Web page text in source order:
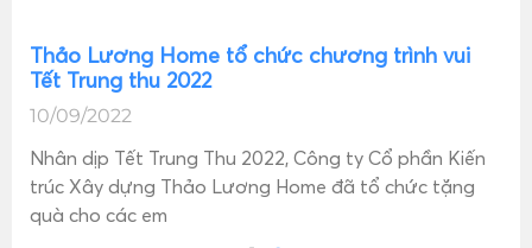
Thảo Lương Home tổ chức chương trình vui
Tết Trung thu 2022
10/09/2022
Nhân dịp Tết Trung Thu 2022, Công ty Cổ phần Kiến
trúc Xây dựng Thảo Lương Home đã tổ chức tặng
quà cho các em